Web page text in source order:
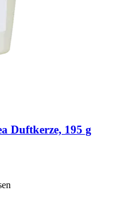
Duftkerze, 195 g